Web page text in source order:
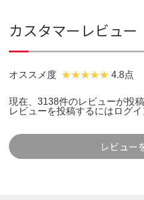
カスタマーレビュー
オススメ度 4.8点
現在、3138件のレビューが投
レビューを投稿するには ログイ
レビュー